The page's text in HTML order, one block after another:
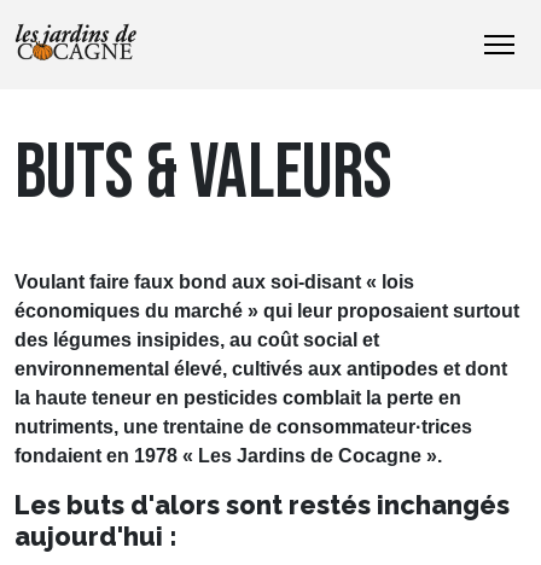
BUTS & VALEURS
Voulant faire faux bond aux soi-disant « lois
économiques du marché » qui leur proposaient surtout
des légumes insipides, au coût social et
environnemental élevé, cultivés aux antipodes et dont
la haute teneur en pesticides comblait la perte en
nutriments, une trentaine de consommateur·trices
fondaient en 1978 « Les Jardins de Cocagne ».
Les buts d'alors sont restés inchangés
aujourd'hui :